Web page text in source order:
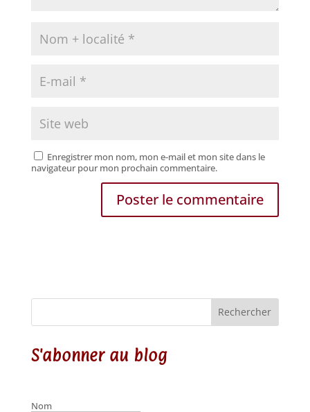
Enregistrer mon nom, mon e-mail et mon site dans le
navigateur pour mon prochain commentaire.
Rechercher
S'abonner au blog
Nom